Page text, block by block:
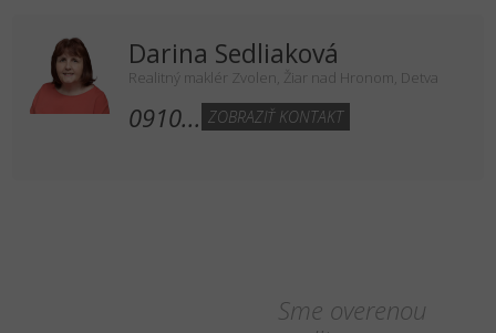
Darina Sedliaková
Realitný maklér Zvolen, Žiar nad Hronom, Detva
0910... ZOBRAZIŤ KONTAKT
Sme overenou